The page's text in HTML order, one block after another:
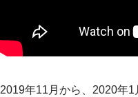
2019年11月から、2020年